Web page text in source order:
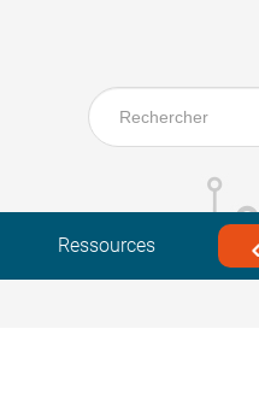
Ressources